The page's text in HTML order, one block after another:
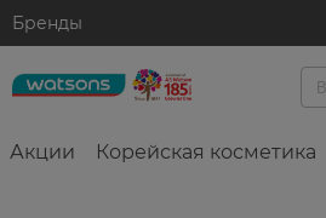
Бренды
Акции Корейская косметика